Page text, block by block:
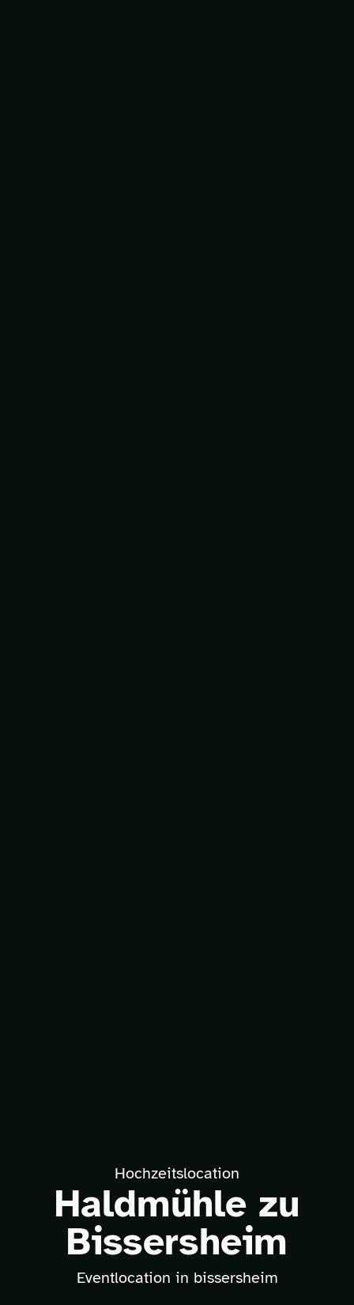
Hochzeitslocation
Haldmühle zu
Bissersheim
Eventlocation in bissersheim